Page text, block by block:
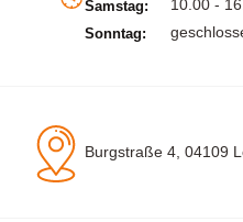
Samstag: 10.00 -
Sonntag:
Burgstraße 4, 04109